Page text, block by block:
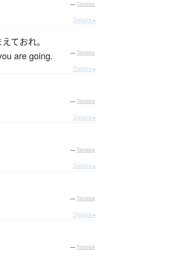
— Tatoeba
Details ▸
ておれ。
are going. — Tatoeba
Details ▸
— Tatoeba
Details ▸
— Tatoeba
Details ▸
— Tatoeba
Details ▸
— Tatoeba